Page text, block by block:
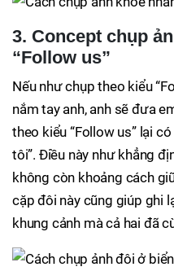
3. Concept chụp
“Follow us”
Nếu như chụp theo kiểu
nắm tay anh, anh sẽ đưa
theo kiểu “Follow us” lại
tôi”. Điều này như khẳng
không còn khoảng cách
cặp đôi này cũng giúp ghi
khung cảnh mà cả hai đã